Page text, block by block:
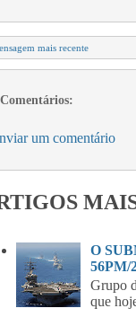
mais recente
um comentário
O
56PM/
Grupo
que